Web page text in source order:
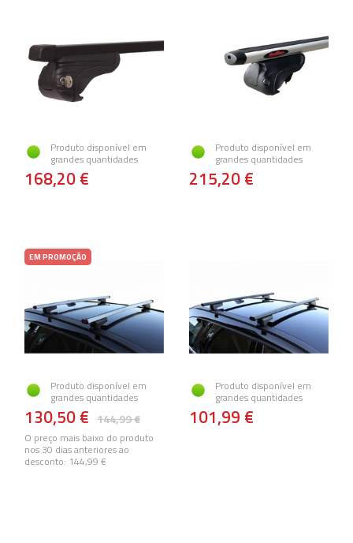
Produto disponível em
grandes quantidades
168,20 €
Produto disponível em
grandes quantidades
215,20 €
EM PROMOÇÃO
Produto disponível em
grandes quantidades
144,99 €
130,50 €
O preço mais baixo do produto
nos 30 dias anteriores ao
desconto: 144,99 €
Produto disponível em
grandes quantidades
101,99 €